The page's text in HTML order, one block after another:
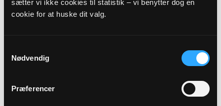
sætter vi ikke cookies til statistik – vi benytter dog en
cookie for at huske dit valg.
Nødvendig
Præferencer